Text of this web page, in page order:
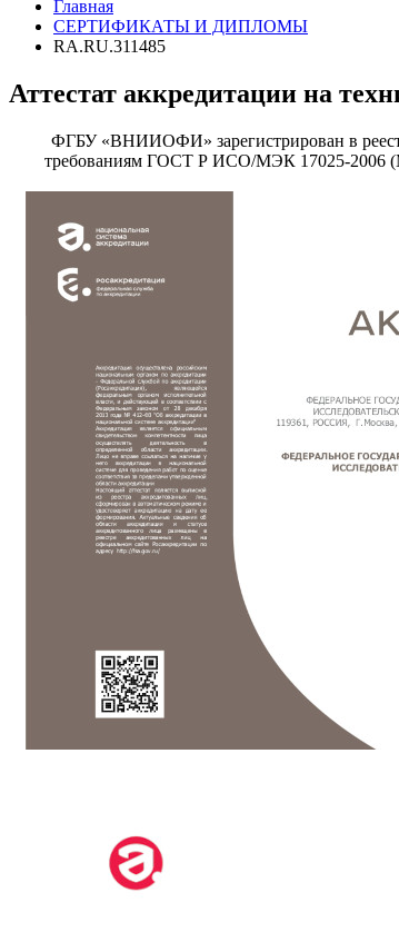
Главная
СЕРТИФИКАТЫ И ДИПЛОМЫ
RA.RU.311485
Аттестат аккредитации на
ФГБУ «ВНИИОФИ» зарегистрирован в
требованиям ГОСТ Р ИСО/МЭК 17025-2006